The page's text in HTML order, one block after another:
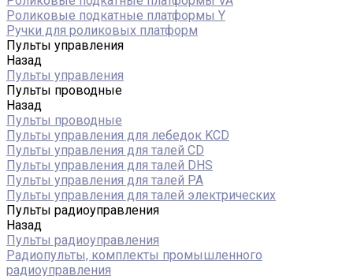
Роликовые подкатные платформы Y
Ручки для роликовых платформ
Пульты управления
Назад
Пульты управления
Пульты проводные
Назад
Пульты проводные
Пульты управления для лебедок KCD
Пульты управления для талей CD
Пульты управления для талей DHS
Пульты управления для талей РА
Пульты управления для талей электрических
Пульты радиоуправления
Назад
Пульты радиоуправления
Радиопульты, комплекты промышленного
радиоуправления